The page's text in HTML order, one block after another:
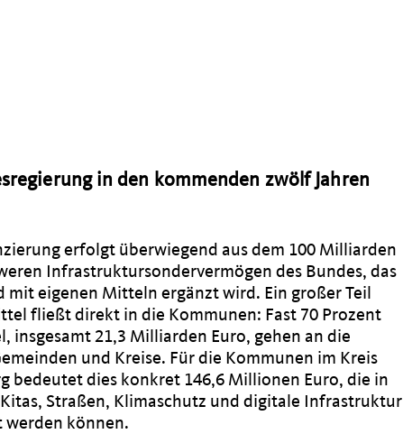
in den kommenden zwölf Jahren
erfolgt überwiegend aus dem 100 Milliarden
Infrastruktursondervermögen des Bundes, das
mit eigenen Mitteln ergänzt wird. Ein großer Teil
fließt direkt in die Kommunen: Fast 70 Prozent
insgesamt 21,3 Milliarden Euro, gehen an die
und Kreise. Für die Kommunen im Kreis
bedeutet dies konkret 146,6 Millionen Euro, die in
Straßen, Klimaschutz und digitale Infrastruktur
werden können.